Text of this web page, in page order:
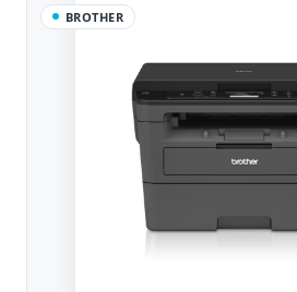
BROTHER